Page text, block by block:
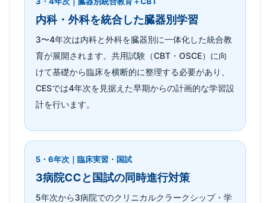
内科・外科を統合した臓器別学習
3〜4年次は内科と外科を臓器別に一体化した統合教
育が展開されます。共用試験（CBT・OSCE）に向
けて基礎から臨床を横断的に整理する必要があり、
CESでは4年次を見据えた早期からの計画的な学習設
計を行います。
5・6年次｜臨床実習・国試
3病院CCと国試の同時進行対策
5年次から3病院でのクリニカルクラークシップ・学